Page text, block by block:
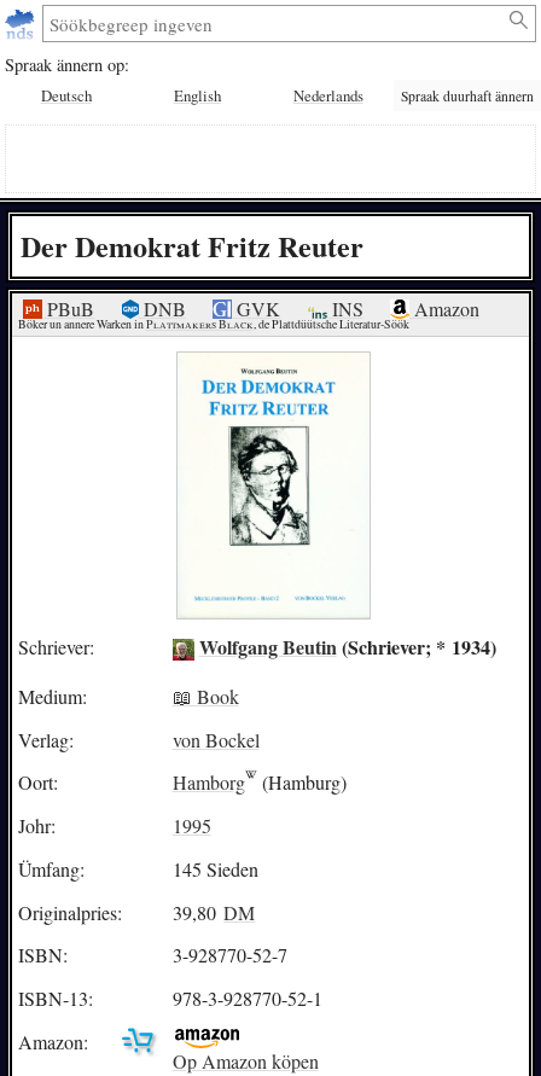
Spraak ännern op:
Deutsch English Nederlands Spraak duurhaft ännern
Der Demokrat Fritz Reuter
PBuB DNB GVK INS Amazon
Böker un annere Warken in Plattmakers Black, de Plattdüütsche Literatur-Söök
Schriever: Wolfgang Beutin (Schriever; * 1934)
Medium:
📖 Book
Verlag:
von Bockel
Oort:
Hamborg
(Hamburg)
Johr:
1995
Ümfang:
145 Sieden
Originalpries:
39,80 DM
ISBN:
3-928770-52-7
ISBN-13:
978-3-928770-52-1
Amazon:
Op Amazon köpen